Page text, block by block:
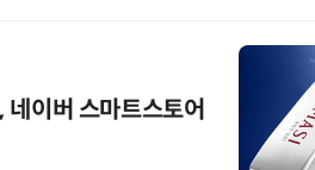
이버 스마트스토어